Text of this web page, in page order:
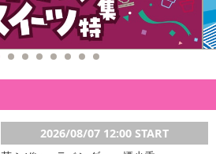
2026/08/07 12:00 START